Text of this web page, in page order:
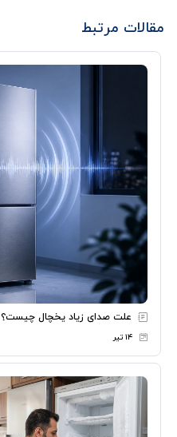
مقالات مرتبط
علت صدای زیاد یخچال چیست؟
۱۴ تیر